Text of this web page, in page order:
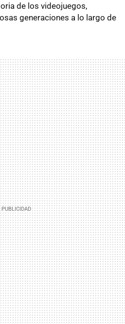
de los videojuegos,
generaciones a lo largo de